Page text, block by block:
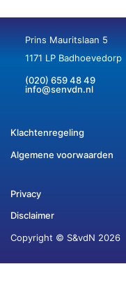
Prins Mauritslaan 5
1171 LP Badhoevedorp
(020) 659 48 49
info@senvdn.nl
Klachtenregeling
Algemene voorwaarden
Privacy
Disclaimer
Copyright © S&vdN 2026